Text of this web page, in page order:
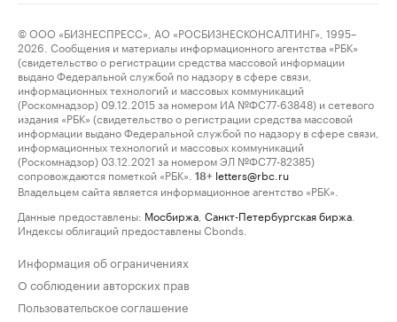
© ООО «БИЗНЕСПРЕСС», АО «РОСБИЗНЕСКОНСАЛТИНГ», 1995–
2026. Сообщения и материалы информационного агентства «РБК»
(свидетельство о регистрации средства массовой информации
выдано Федеральной службой по надзору в сфере связи,
информационных технологий и массовых коммуникаций
(Роскомнадзор) 09.12.2015 за номером ИА №ФС77-63848) и сетевого
издания «РБК» (свидетельство о регистрации средства массовой
информации выдано Федеральной службой по надзору в сфере связи,
информационных технологий и массовых коммуникаций
(Роскомнадзор) 03.12.2021 за номером ЭЛ №ФС77-82385)
сопровождаются пометкой «РБК».
18+ letters@rbc.ru
Владельцем сайта является информационное агентство «РБК».
Данные предоставлены: Мосбиржа Санкт-Петербургская биржа
Индексы облигаций предоставлены Cbonds.
Информация об ограничениях
О соблюдении авторских прав
Пользовательское соглашение